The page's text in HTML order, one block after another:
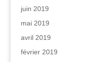
juin 2019
mai 2019
avril 2019
février 2019